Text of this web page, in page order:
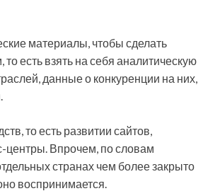
материалы, чтобы сделать
есть взять на себя аналитическую
данные о конкуренции на них,
то есть развитии сайтов,
Впрочем, по словам
странах чем более закрыто
воспринимается.